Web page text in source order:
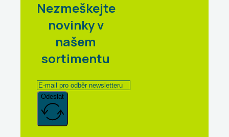
Nezmeškejte
novinky v
našem
sortimentu
Odeslat